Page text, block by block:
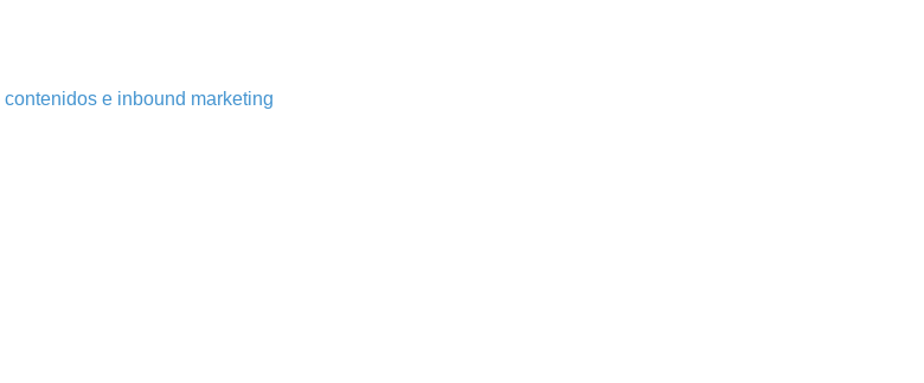
e inbound marketing